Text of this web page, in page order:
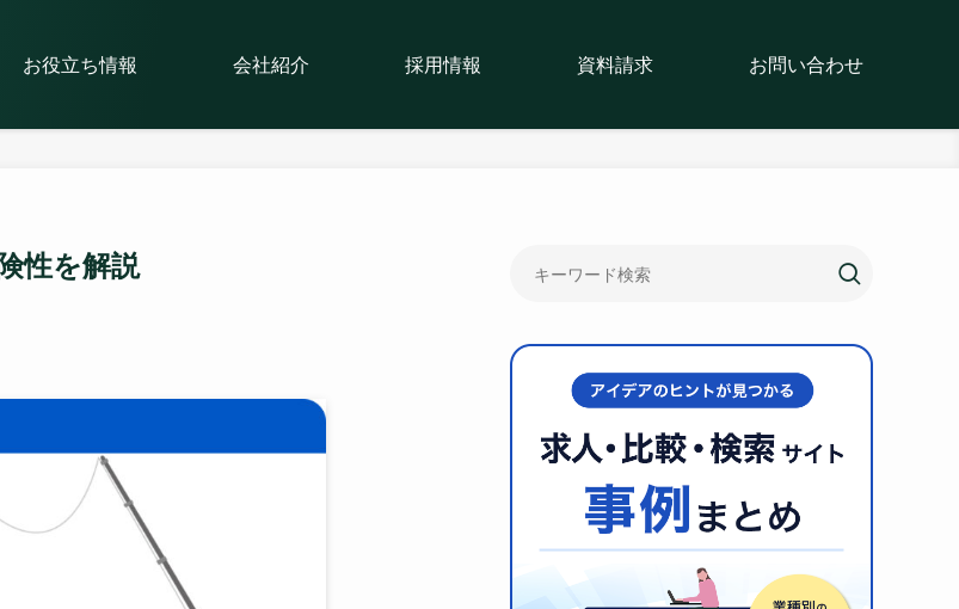
お役立ち情報 会社紹介 採用情報 資料請求 お問い合わせ
性を解説